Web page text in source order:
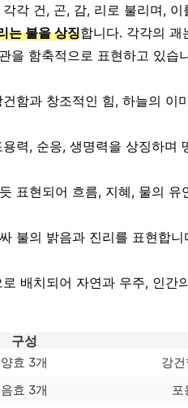
각 건, 곤, 감, 리로 불리며, 이
는 불을 상징합니다. 각각의 괘
을 함축적으로 표현하고 있습
함과 창조적인 힘, 하늘의 이
력, 순응, 생명력을 상징하며
표현되어 흐름, 지혜, 물의 유
불의 밝음과 진리를 표현합니
배치되어 자연과 우주, 인간
구성
양효 3개
강
음효 3개
포